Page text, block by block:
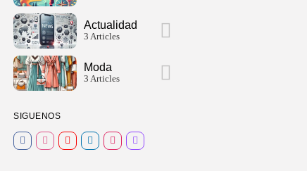
Actualidad
3 Articles
Moda
3 Articles
SIGUENOS